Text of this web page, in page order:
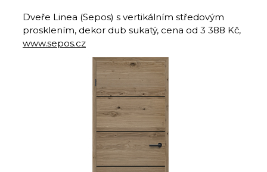
Dveře Linea (Sepos) s vertikálním středovým
prosklením, dekor dub sukatý, cena od 3 388 Kč,
www.sepos.cz